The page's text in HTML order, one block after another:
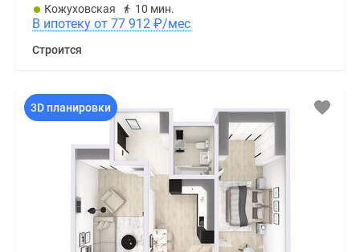
Кожуховская
10 мин.
В ипотеку от 77 912 ₽/мес
Строится
3D планировки